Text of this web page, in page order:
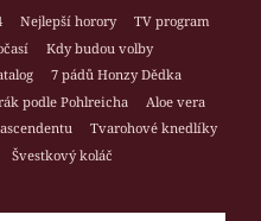
Nejlepší horory
TV program
Kdy budou volby
7 pádů Honzy Dědka
podle Pohlreicha
Aloe vera
Tvarohové knedlíky
Švestkový koláč